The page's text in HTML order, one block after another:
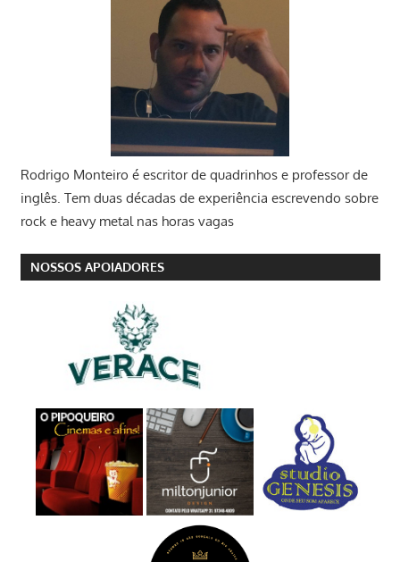
Rodrigo Monteiro é escritor de quadrinhos e professor de
inglês. Tem duas décadas de experiência escrevendo sobre
rock e heavy metal nas horas vagas
NOSSOS APOIADORES